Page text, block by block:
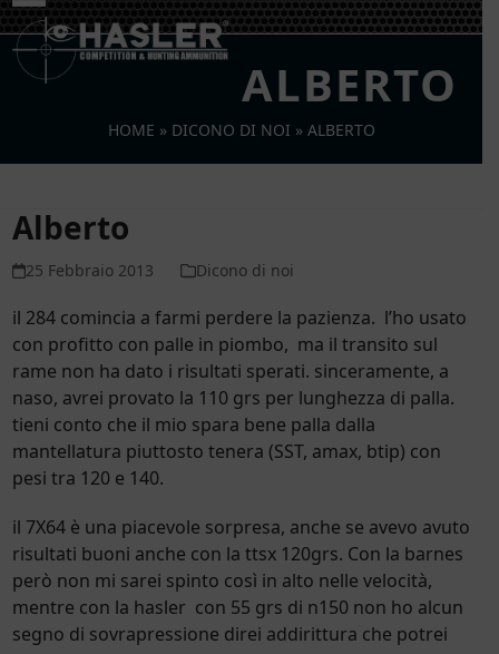
Skip
to
content
Open
mobile
Close
mobile
ALBERTO
HOME » DICONO DI NOI » ALBERTO
Alberto
25 Febbraio 2013 Dicono di noi
il 284 comincia a farmi perdere la pazienza. l’ho usato
con profitto con palle in piombo, ma il transito sul
rame non ha dato i risultati sperati. sinceramente, a
naso, avrei provato la 110 grs per lunghezza di palla.
tieni conto che il mio spara bene palla dalla
mantellatura piuttosto tenera (SST, amax, btip) con
pesi tra 120 e 140.
il 7X64 è una piacevole sorpresa, anche se avevo avuto
risultati buoni anche con la ttsx 120grs. Con la barnes
però non mi sarei spinto così in alto nelle velocità,
mentre con la hasler con 55 grs di n150 non ho alcun
segno di sovrapressione direi addirittura che potrei